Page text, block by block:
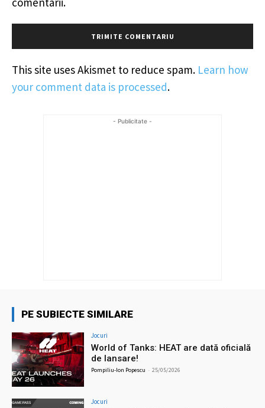
This site uses Akismet to reduce spam. Learn how
your comment data is processed.
- Publicitate -
PE SUBIECTE SIMILARE
Jocuri
World of Tanks: HEAT are dată oficială
de lansare!
Pompiliu-Ion Popescu - 25/05/2026
Jocuri